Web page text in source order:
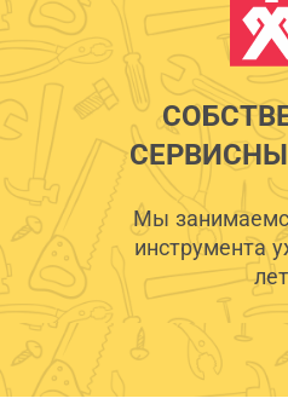
Мы
инструмента
лет